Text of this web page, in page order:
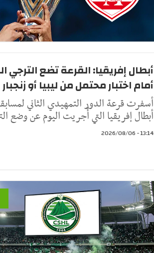
أبطال إفريقيا: القرعة تضع الترجي
أمام اختبار محتمل من ليبيا أو زنجبار
أسفرت قرعة الدور التمهيدي الثاني
أبطال إفريقيا التي أُجريت اليوم عن وضع
13:14 - 2026/08/06